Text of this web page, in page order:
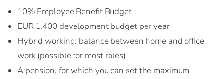
10% Employee Benefit Budget
EUR 1,400 development budget per year
Hybrid working: balance between home and office
work (possible for most roles)
A pension, for which you can set the maximum